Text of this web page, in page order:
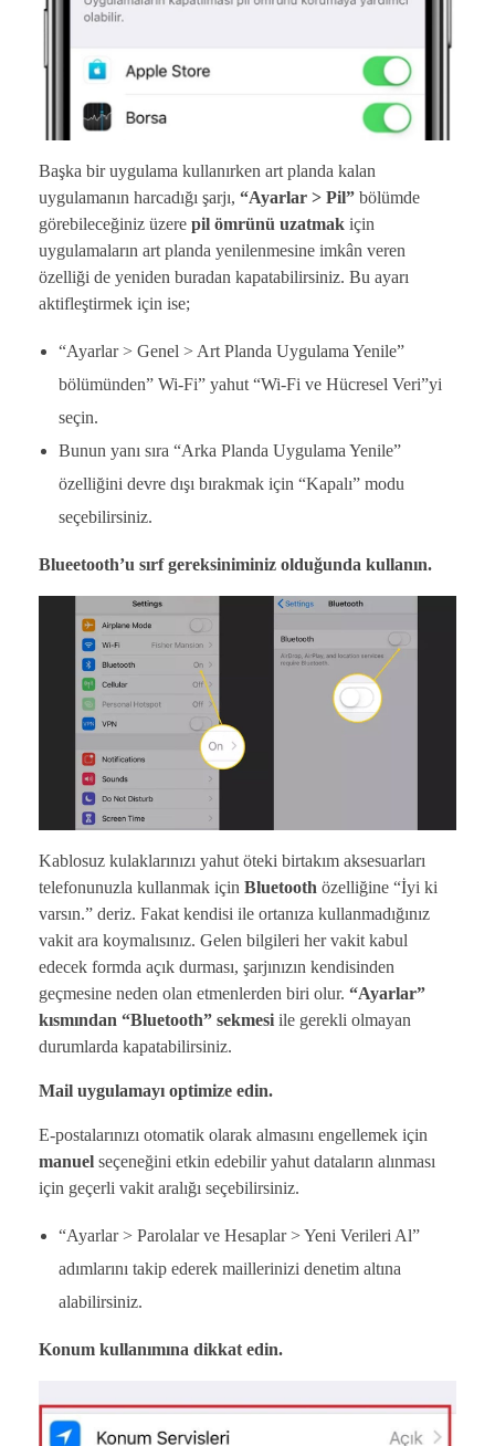
Başka bir uygulama kullanırken art planda kalan
uygulamanın harcadığı şarjı, “Ayarlar > Pil” bölümde
görebileceğiniz üzere pil ömrünü uzatmak için
uygulamaların art planda yenilenmesine imkân veren
özelliği de yeniden buradan kapatabilirsiniz. Bu ayarı
aktifleştirmek için ise;
“Ayarlar > Genel > Art Planda Uygulama Yenile”
bölümünden” Wi-Fi” yahut “Wi-Fi ve Hücresel Veri”yi
seçin.
Bunun yanı sıra “Arka Planda Uygulama Yenile”
özelliğini devre dışı bırakmak için “Kapalı” modu
seçebilirsiniz.
Blueetooth’u sırf gereksiniminiz olduğunda kullanın.
Kablosuz kulaklarınızı yahut öteki birtakım aksesuarları
telefonunuzla kullanmak için Bluetooth özelliğine “İyi ki
varsın.” deriz. Fakat kendisi ile ortanıza kullanmadığınız
vakit ara koymalısınız. Gelen bilgileri her vakit kabul
edecek formda açık durması, şarjınızın kendisinden
geçmesine neden olan etmenlerden biri olur. “Ayarlar”
kısmından “Bluetooth” sekmesi ile gerekli olmayan
durumlarda kapatabilirsiniz.
Mail uygulamayı optimize edin.
E-postalarınızı otomatik olarak almasını engellemek için
manuel seçeneğini etkin edebilir yahut dataların alınması
için geçerli vakit aralığı seçebilirsiniz.
“Ayarlar > Parolalar ve Hesaplar > Yeni Verileri Al”
adımlarını takip ederek maillerinizi denetim altına
alabilirsiniz.
Konum kullanımına dikkat edin.